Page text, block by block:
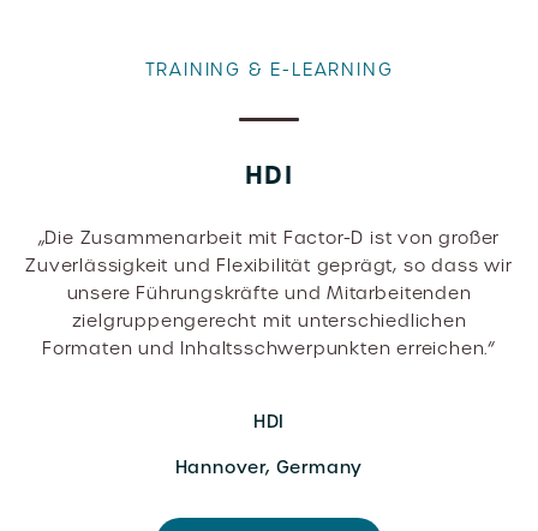
TRAINING & E-LEARNING
HDI
„Die Zusammenarbeit mit Factor-D ist von großer
Zuverlässigkeit und Flexibilität geprägt, so dass wir
unsere Führungskräfte und Mitarbeitenden
zielgruppengerecht mit unterschiedlichen
Formaten und Inhaltsschwerpunkten erreichen.“
HDI
Hannover, Germany